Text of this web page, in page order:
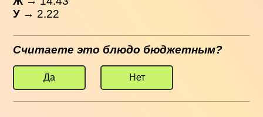
У → 2.22
Считаете это блюдо бюджетным?
Да Нет